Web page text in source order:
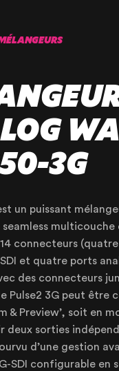
À
À
ISO
3G
un puissant
multicouche
connecteurs
et quatre ports
des connecteurs
Pulse2 3G peut être
& Preview’, soit en
sorties
d’une gestion
SDI configurable en